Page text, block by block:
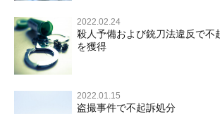
住居侵入等
名誉毀損・侮辱
2022.02.24
殺人予備および銃刀法違反で不
を獲得
2022.01.15
盗撮事件で不起訴処分